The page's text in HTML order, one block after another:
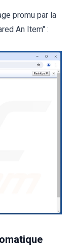
promu par la
An Item" :